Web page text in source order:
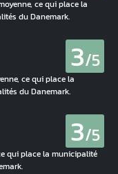
ce qui place la
du Danemark.
3/5
ce qui place la
du Danemark.
3/5
qui place la municipalité